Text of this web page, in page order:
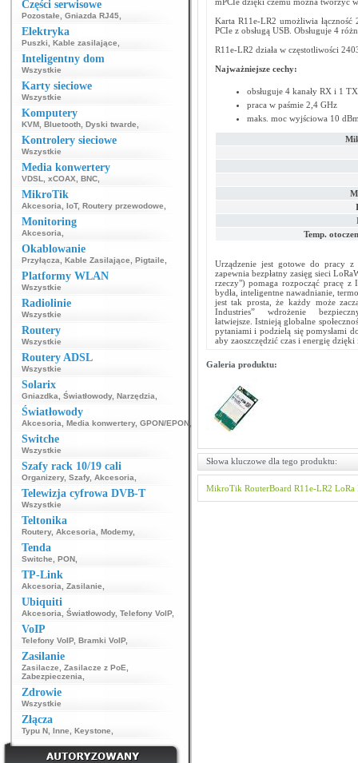
Części serwisowe
Pozostałe Gniazda RJ45
Elektryka
Puszki Kable zasilające
Inteligentny dom
Wszystkie
Karty sieciowe
Wszystkie
Komputery
KVM Bluetooth Dyski twarde
Kontrolery sieciowe
Wszystkie
Media konwertery
VDSL xCOAX BNC
MikroTik
Akcesoria IoT, Routery przewodowe
Monitoring
Akcesoria
Okablowanie
Przyłącza Kable Zasilające Pigtaile
Platformy WLAN
Wszystkie
Radiolinie
Wszystkie
Routery
Wszystkie
Routery ADSL
Wszystkie
Solarix
Gniazdka Światłowody, Narzędzia
Światłowody
Akcesoria Media konwertery, GPON/EPON
Switche
Wszystkie
Szafy rack 10/19 cali
Organizery, Szafy, Akcesoria
Telewizja cyfrowa DVB-T
Wszystkie
Teltonika
Routery, Akcesoria Modemy,
Tenda
Switche PON
TP-Link
Akcesoria Zasilanie
Ubiquiti
Akcesoria Światłowody, Telefony VoIP,
VoIP
Telefony VoIP, Bramki VoIP,
Zasilanie
Zasilacze Zasilacze z PoE
Zabezpieczenia
Zdrowie
Wszystkie
Złącza
Typu N Inne Keystone
Karta R11e-LR2 umożliwia
PCIe z obsługą USB. Obsługuje 4
R11e-LR2 działa w częstotliwości
Najważniejsze cechy:
obsługuje 4 kanały RX i 1 TX
praca w paśmie 2,4 GHz
maks. moc wyjściowa 10
Temp.
Urządzenie jest gotowe do pracy
zapewnia bezpłatny zasięg sieci
rzeczy") pomaga rozpocząć pracę
bydła, inteligentne nawadnianie,
jest tak prosta, że każdy może
Industries” wdrożenie
łatwiejsze. Istnieją globalne
pytaniami i podzielą się pomysłami
aby zaoszczędzić czas i energię
Galeria produktu:
Słowa kluczowe dla tego produktu:
MikroTik RouterBoard R11e-LR2 LoRa